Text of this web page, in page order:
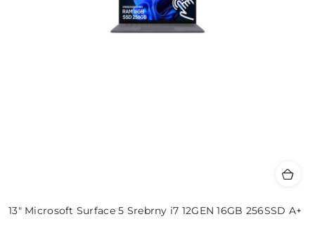
13" Microsoft Surface 5 Srebrny i7 12GEN 16GB 256SSD A+